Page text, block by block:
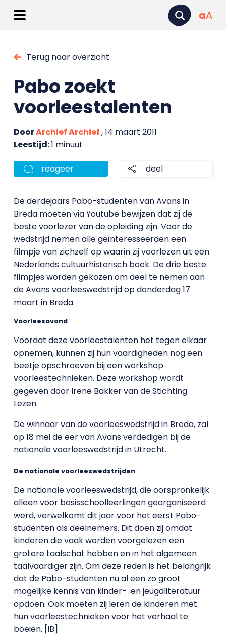
aA
Terug naar overzicht
Pabo zoekt
voorleestalenten
DoorArchief Archief, 14 maart 2011
Leestijd:1 minuut
reageer deel
De derdejaars Pabo-studenten van Avans in
Breda moeten via Youtube bewijzen dat zij de
beste voorlezer van de opleiding zijn. Voor de
wedstrijd nemen alle geïnteresseerden een
filmpje van zichzelf op waarin zij voorlezen uit een
Nederlands cultuurhistorisch boek. De drie beste
filmpjes worden gekozen om deel te nemen aan
de Avans voorleeswedstrijd op donderdag 17
maart in Breda.
Voorleesavond
Voordat deze voorleestalenten het tegen elkaar
opnemen, kunnen zij hun vaardigheden nog een
beetje opschroeven bij een workshop
voorleestechnieken. Deze workshop wordt
gegeven door Irene Bakker van de Stichting
Lezen.
De winnaar van de voorleeswedstrijd in Breda, zal
op 18 mei de eer van Avans verdedigen bij de
nationale voorleeswedstrijd in Utrecht.
De nationale voorleeswedstrijden
De nationale voorleeswedstrijd, die oorspronkelijk
alleen voor basisschoolleerlingen georganiseerd
werd, verwelkomt dit jaar voor het eerst Pabo-
studenten als deelnemers. Dit doen zij omdat
kinderen die vaak worden voorgelezen een
grotere taalschat hebben en in het algemeen
taalvaardiger zijn. Om deze reden is het belangrijk
dat de Pabo-studenten nu al een zo groot
mogelijke kennis van kinder- en jeugdliteratuur
opdoen. Ook moeten zij leren de kinderen met
hun voorleestechnieken voor het verhaal te
boeien. [IB]